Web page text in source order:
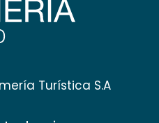
Turística S.A